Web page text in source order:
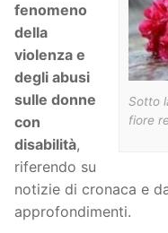
Sotto
fiore
fenomeno
della
violenza e
degli abusi
sulle donne
con
disabilità,
riferendo su
notizie di cronaca e
approfondimenti.